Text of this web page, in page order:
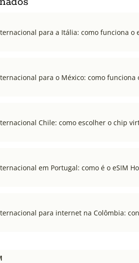
para a Itália: como funciona o
para o México: como funciona
Chile: como escolher o chip
em Portugal: como é o eSIM
para internet na Colômbia: